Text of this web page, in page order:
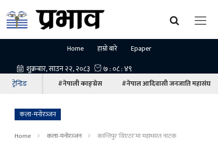
Home हाम्रो बारे Epaper
ट्रेन्डिङ #नेपाली काङ्ग्रेस #नेपाल आदिवासी जनजाति महासंघ
कला-मनोरञ्‍जन
Home कला-मनोरञ्‍जन कान्तिपुर ‘थिएटर’मा महाभारत नाटक